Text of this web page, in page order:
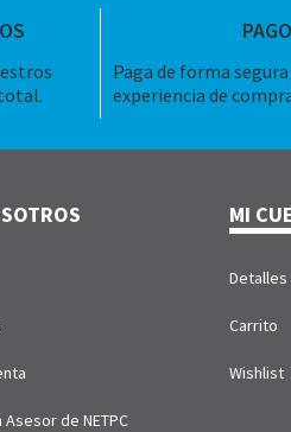
Paga de forma
experiencia de
de NETPC
MI
Detalles
Carrito
Wishlist